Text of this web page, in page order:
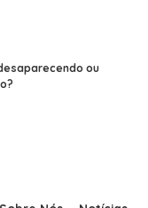
ou